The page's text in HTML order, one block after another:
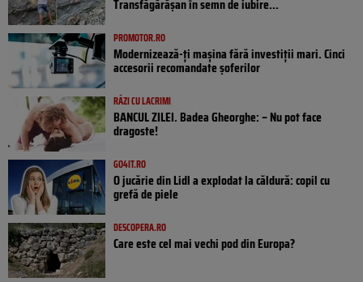
Transfăgărășan în semn de iubire...
PROMOTOR.RO
Modernizează-ți mașina fără investiții mari. Cinci
accesorii recomandate șoferilor
RÂZI CU LACRIMI
BANCUL ZILEI. Badea Gheorghe: – Nu pot face
dragoste!
GO4IT.RO
O jucărie din Lidl a explodat la căldură: copil cu
grefă de piele
DESCOPERA.RO
Care este cel mai vechi pod din Europa?